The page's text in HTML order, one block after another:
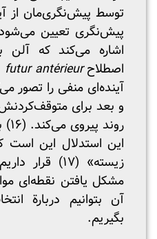
توسط پیش‌نگری‌مان از
اشاره می‌کند که آلن
اصطلاحfutur antérieur
آینده‌ای منفی را تصور
و بعد برای
این استدلال این است
زیسته» (۱۷)
مشکل یافتن نقطه‌ای
آن بتوانیم در‌بارة
بگیریم.